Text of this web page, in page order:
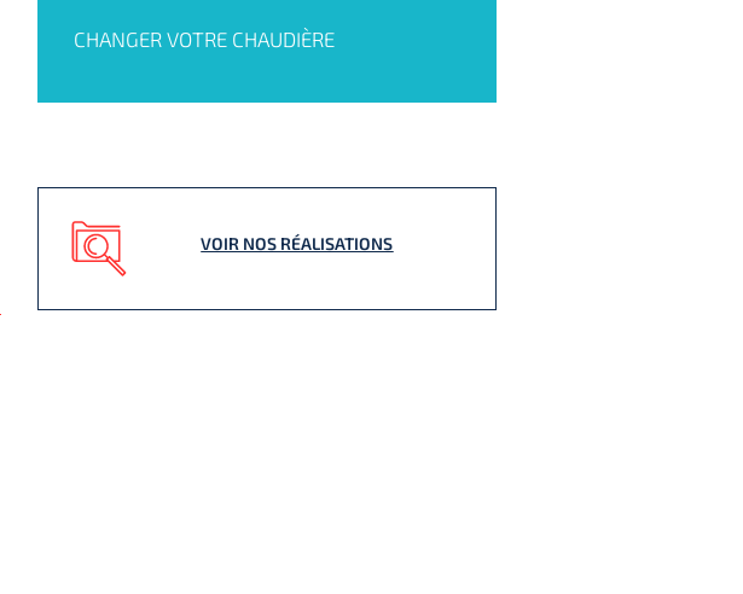
CHANGER VOTRE CHAUDIÈRE
VOIR NOS RÉALISATIONS